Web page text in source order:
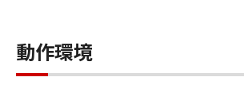
諾されるものではありません。
動作環境